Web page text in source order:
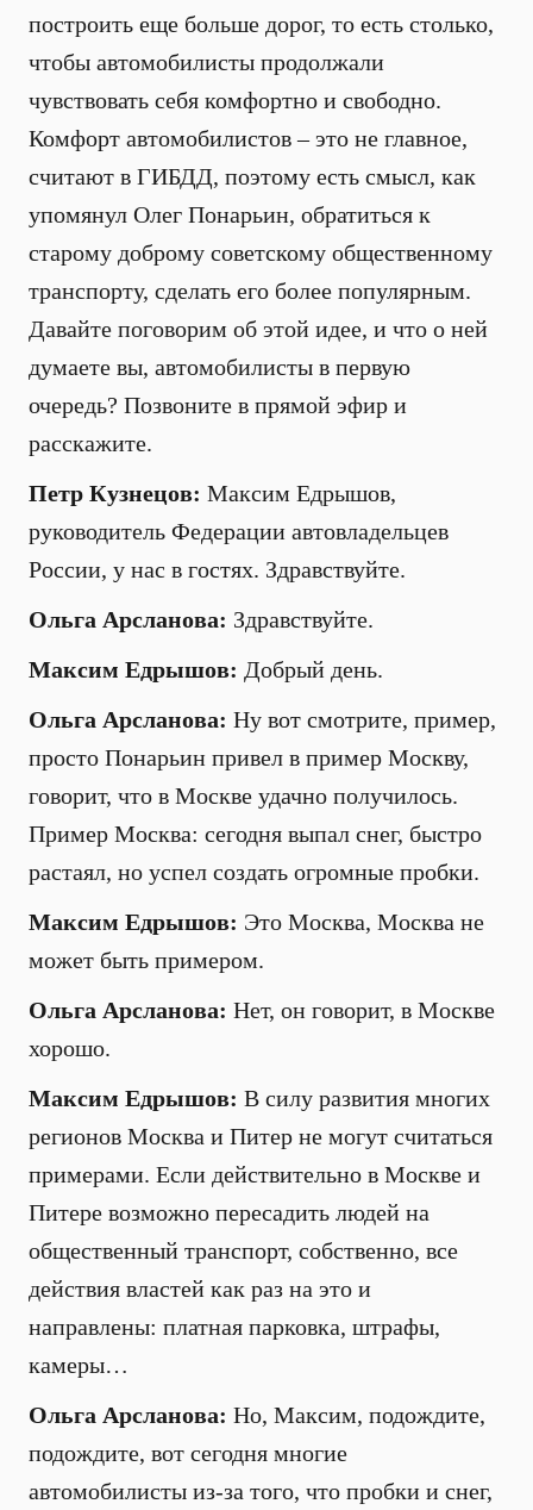
построить еще больше дорог, то есть столько,
чтобы автомобилисты продолжали
чувствовать себя комфортно и свободно.
Комфорт автомобилистов – это не главное,
считают в ГИБДД, поэтому есть смысл, как
упомянул Олег Понарьин, обратиться к
старому доброму советскому общественному
транспорту, сделать его более популярным.
Давайте поговорим об этой идее, и что о ней
думаете вы, автомобилисты в первую
очередь? Позвоните в прямой эфир и
расскажите.
Петр Кузнецов: Максим Едрышов,
руководитель Федерации автовладельцев
России, у нас в гостях. Здравствуйте.
Ольга Арсланова: Здравствуйте.
Максим Едрышов: Добрый день.
Ольга Арсланова: Ну вот смотрите, пример,
просто Понарьин привел в пример Москву,
говорит, что в Москве удачно получилось.
Пример Москва: сегодня выпал снег, быстро
растаял, но успел создать огромные пробки.
Максим Едрышов: Это Москва, Москва не
может быть примером.
Ольга Арсланова: Нет, он говорит, в Москве
хорошо.
Максим Едрышов: В силу развития многих
регионов Москва и Питер не могут считаться
примерами. Если действительно в Москве и
Питере возможно пересадить людей на
общественный транспорт, собственно, все
действия властей как раз на это и
направлены: платная парковка, штрафы,
камеры…
Ольга Арсланова: Но, Максим, подождите,
подождите, вот сегодня многие
автомобилисты из-за того, что пробки и снег,